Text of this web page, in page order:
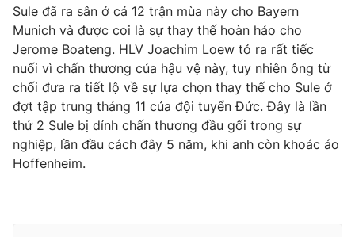
Phim VTV
Hậu trường
Nhân vật
Khán giả
Giải sao mai
Giải trí
Điện ảnh
Âm nhạc
Sao
Đời sống
Du lịch
Làm đẹp
Chất lượng cuộc sống
Giáo dục
Tuyển sinh
Công nghệ
Sule đã ra sân ở cả 12 trận mùa này cho Bayern
Munich và được coi là sự thay thế hoàn hảo cho
Jerome Boateng. HLV Joachim Loew tỏ ra rất tiếc
nuối vì chấn thương của hậu vệ này, tuy nhiên ông từ
chối đưa ra tiết lộ về sự lựa chọn thay thế cho Sule ở
đợt tập trung tháng 11 của đội tuyển Đức. Đây là lần
thứ 2 Sule bị dính chấn thương đầu gối trong sự
nghiệp, lần đầu cách đây 5 năm, khi anh còn khoác áo
Hoffenheim.